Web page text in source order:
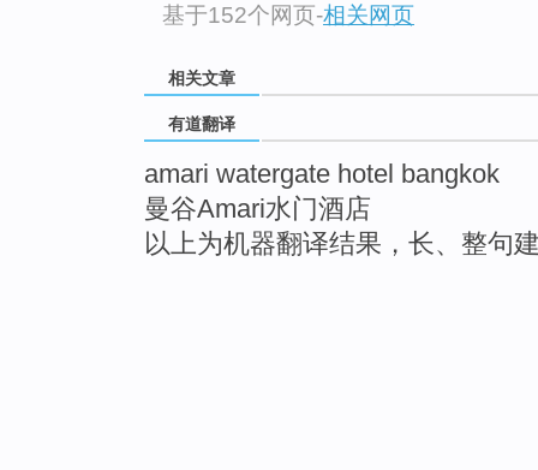
基于152个网页-相关网页
相关文章
有道翻译
amari watergate hotel bangkok
曼谷Amari水门酒店
以上为机器翻译结果，长、整句